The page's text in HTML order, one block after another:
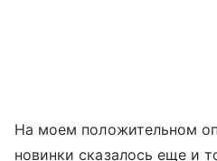
На моем положительном
новинки сказалось еще и